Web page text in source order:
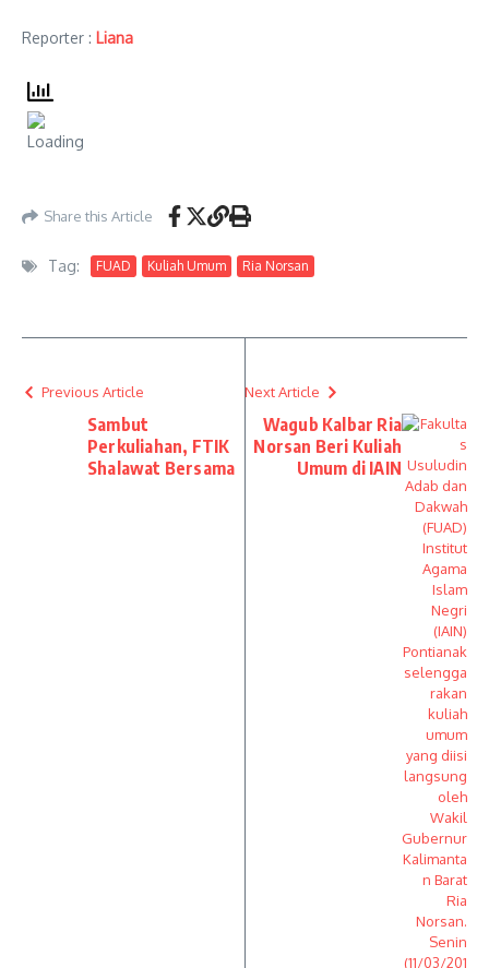
Reporter : Liana
Share this Article
Tag: FUAD Kuliah Umum Ria Norsan
Previous Article
Sambut
Perkuliahan, FTIK
Shalawat Bersama
Next Article
Wagub Kalbar Ria
Norsan Beri Kuliah
Umum di IAIN